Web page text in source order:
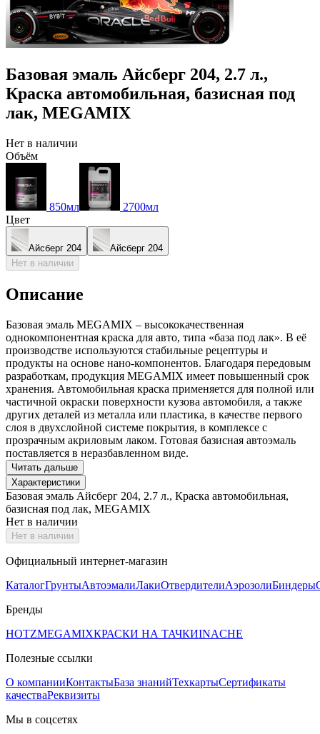
Базовая эмаль Айсберг 204, 2.7 л.,
Краска автомобильная, базисная под
лак, MEGAMIX
Нет в наличии
Объём
850мл
2700мл
Цвет
Айсберг 204
Айсберг 204
Нет в наличии
Описание
Базовая эмаль MEGAMIX – высококачественная
однокомпонентная краска для авто, типа «база под лак». В её
производстве используются стабильные рецептуры и
продукты на основе нано-компонентов. Благодаря передовым
разработкам, продукция MEGAMIX имеет повышенный срок
хранения. Автомобильная краска применяется для полной или
частичной окраски поверхности кузова автомобиля, а также
других деталей из металла или пластика, в качестве первого
слоя в двухслойной системе покрытия, в комплексе с
прозрачным акриловым лаком. Готовая базисная автоэмаль
поставляется в неразбавленном виде.
Читать дальше
Характеристики
Базовая эмаль Айсберг 204, 2.7 л., Краска автомобильная,
базисная под лак, MEGAMIX
Нет в наличии
Нет в наличии
Официальный интернет-магазин
КаталогГрунтыАвтоэмалиЛакиОтвердителиАэрозолиБиндеры
Бренды
HOTZMEGAMIXКРАСКИ НА ТАЧКИINACHE
Полезные ссылки
О компанииКонтактыБаза знанийТехкартыСертификаты
качестваРеквизиты
Мы в соцсетях